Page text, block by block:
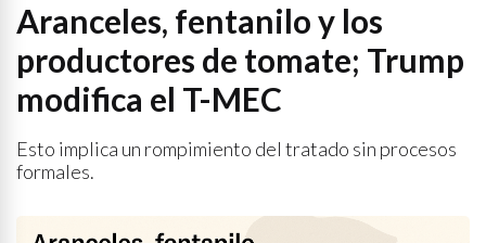
Aranceles, fentanilo y los
productores de tomate; Trump
modifica el T-MEC
Esto implica un rompimiento del tratado sin procesos
formales.